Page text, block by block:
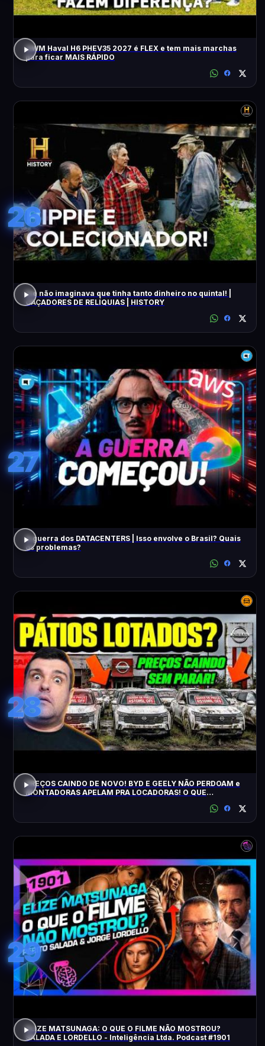
GWM Haval H6 PHEV35 2027 é FLEX e tem mais marchas
para ficar MAIS RÁPIDO
26
Ele não imaginava que tinha tanto dinheiro no quintal! |
CAÇADORES DE RELÍQUIAS | HISTORY
27
A guerra dos DATACENTERS | Isso envolve o Brasil? Quais
os problemas?
28
PREÇOS CAINDO DE NOVO! BYD E GEELY NÃO PERDOAM e
MONTADORAS APELAM PRA LOCADORAS! O QUE
29
ELIZE MATSUNAGA: O QUE O FILME NÃO MOSTROU?
SALADA E LORDELLO - Inteligência Ltda. Podcast #1901